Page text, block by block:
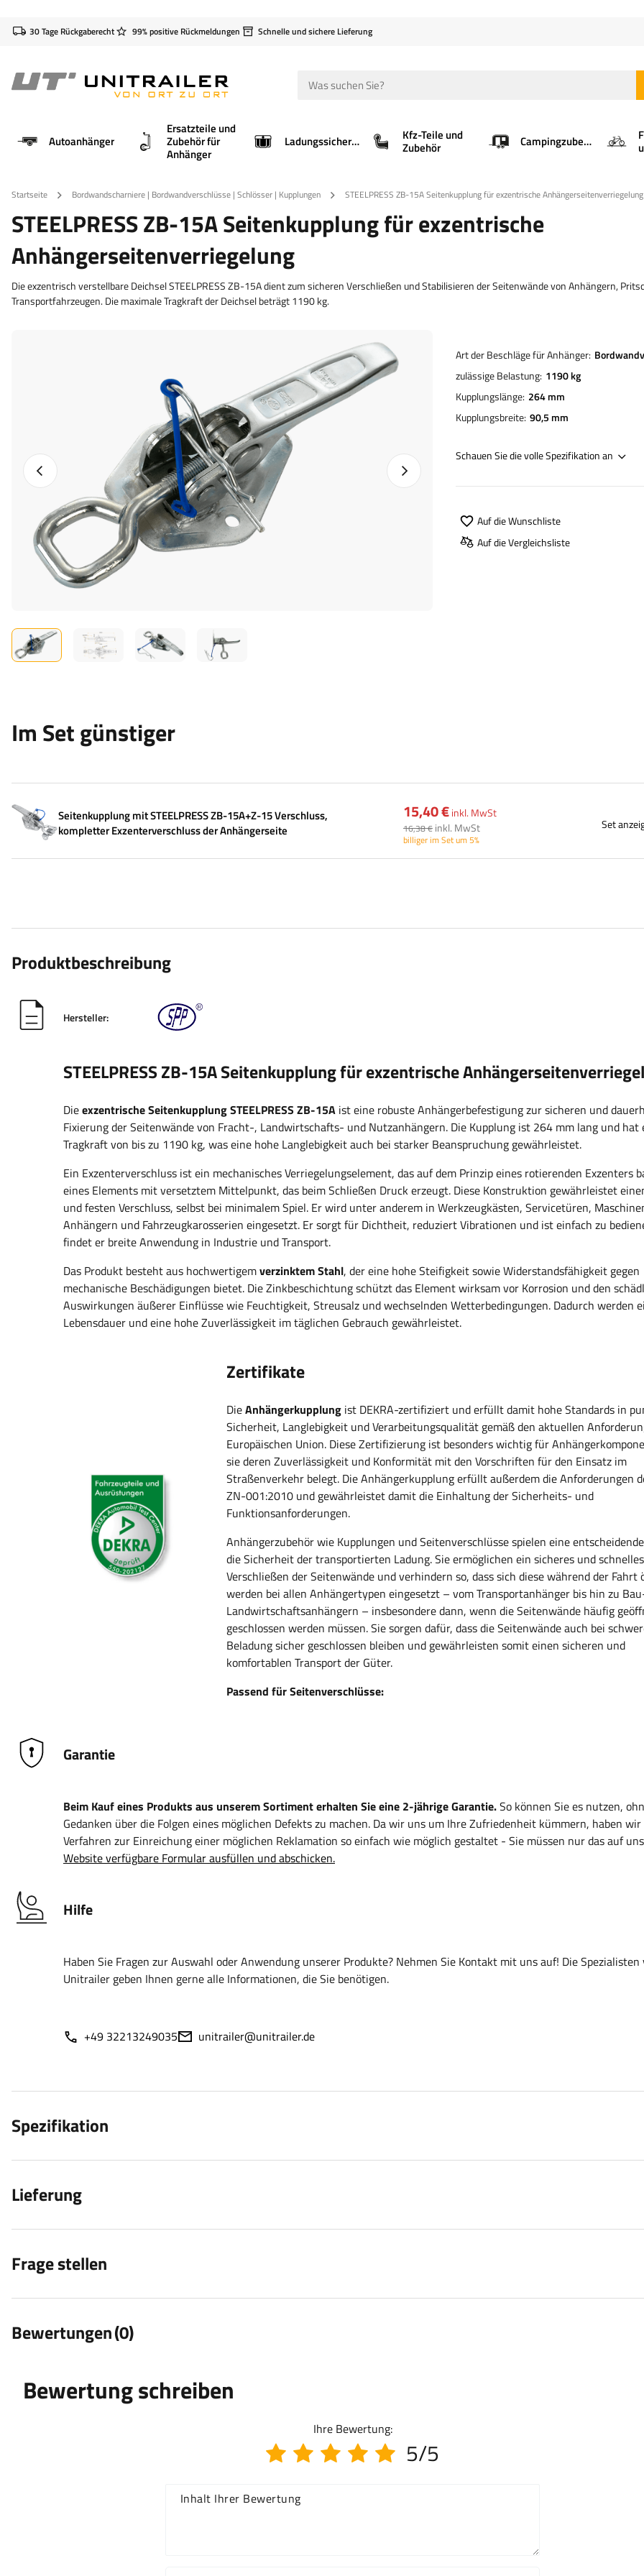
30 Tage Rückgaberecht 99% positive Rückmeldungen Schnelle und sichere Lieferung
Autoanhänger
Ersatzteile und
Zubehör für
Anhänger
Ladungssicherung Kfz-Teile und
Zubehör Campingzubehör
Startseite Bordwandscharniere | Bordwandverschlüsse | Schlösser | Kupplungen STEELPRESS ZB-15A Seitenkupplung für exzentrische Anhängerseitenverriegelung
STEELPRESS ZB-15A Seitenkupplung für exzentrische
Anhängerseitenverriegelung
Die exzentrisch verstellbare Deichsel STEELPRESS ZB-15A dient zum sicheren Verschließen und Stabilisieren der Seitenwände von Anhängern,
Transportfahrzeugen. Die maximale Tragkraft der Deichsel beträgt 1190 kg.
Vorheriges Foto Nächstes Foto
Art der Beschläge für Anhänger
zulässige Belastung 1190 kg
Kupplungslänge 264 mm
Kupplungsbreite 90,5 mm
Schauen Sie die volle Spezifikation an
Auf die Wunschliste
Auf die Vergleichsliste
Im Set günstiger
Seitenkupplung mit STEELPRESS ZB-15A+Z-15 Verschluss,
kompletter Exzenterverschluss der Anhängerseite
15,40 €inkl. MwSt
16,38 € inkl. MwSt
billiger im Set um 5%
Set
Produktbeschreibung
Hersteller:
STEELPRESS ZB-15A Seitenkupplung für exzentrische
Dieexzentrische Seitenkupplung STEELPRESS ZB-15A ist eine robuste Anhängerbefestigung zur sicheren und
Fixierung der Seitenwände von Fracht-, Landwirtschafts- und Nutzanhängern. Die Kupplung ist 264 mm lang und hat
Tragkraft von bis zu 1190 kg, was eine hohe Langlebigkeit auch bei starker Beanspruchung gewährleistet.
Ein Exzenterverschluss ist ein mechanisches Verriegelungselement, das auf dem Prinzip eines rotierenden Exzenters
eines Elements mit versetztem Mittelpunkt, das beim Schließen Druck erzeugt. Diese Konstruktion gewährleistet
und festen Verschluss, selbst bei minimalem Spiel. Er wird unter anderem in Werkzeugkästen, Servicetüren,
Anhängern und Fahrzeugkarosserien eingesetzt. Er sorgt für Dichtheit, reduziert Vibrationen und ist einfach zu
findet er breite Anwendung in Industrie und Transport.
Das Produkt besteht aus hochwertigemverzinktem Stahl, der eine hohe Steifigkeit sowie Widerstandsfähigkeit gegen
mechanische Beschädigungen bietet. Die Zinkbeschichtung schützt das Element wirksam vor Korrosion und den
Auswirkungen äußerer Einflüsse wie Feuchtigkeit, Streusalz und wechselnden Wetterbedingungen. Dadurch werden
Lebensdauer und eine hohe Zuverlässigkeit im täglichen Gebrauch gewährleistet.
Zertifikate
DieAnhängerkupplung ist DEKRA-zertifiziert und erfüllt damit hohe Standards in
Sicherheit, Langlebigkeit und Verarbeitungsqualität gemäß den aktuellen
Europäischen Union. Diese Zertifizierung ist besonders wichtig für
sie deren Zuverlässigkeit und Konformität mit den Vorschriften für den Einsatz im
Straßenverkehr belegt. Die Anhängerkupplung erfüllt außerdem die Anforderungen
ZN-001:2010 und gewährleistet damit die Einhaltung der Sicherheits- und
Funktionsanforderungen.
Anhängerzubehör wie Kupplungen und Seitenverschlüsse spielen eine
die Sicherheit der transportierten Ladung. Sie ermöglichen ein sicheres und schnelles
Verschließen der Seitenwände und verhindern so, dass sich diese während der Fahrt
werden bei allen Anhängertypen eingesetzt – vom Transportanhänger bis hin zu
Landwirtschaftsanhängern – insbesondere dann, wenn die Seitenwände häufig
geschlossen werden müssen. Sie sorgen dafür, dass die Seitenwände auch bei
Beladung sicher geschlossen bleiben und gewährleisten somit einen sicheren und
komfortablen Transport der Güter.
Passend für Seitenverschlüsse:
Garantie
Beim Kauf eines Produkts aus unserem Sortiment erhalten Sie eine 2-jährige Garantie.So können Sie es nutzen,
Gedanken über die Folgen eines möglichen Defekts zu machen. Da wir uns um Ihre Zufriedenheit kümmern, haben wir
Verfahren zur Einreichung einer möglichen Reklamation so einfach wie möglich gestaltet - Sie müssen nur das auf
Website verfügbare Formular ausfüllen und abschicken.
Hilfe
Haben Sie Fragen zur Auswahl oder Anwendung unserer Produkte? Nehmen Sie Kontakt mit uns auf! Die Spezialisten
Unitrailer geben Ihnen gerne alle Informationen, die Sie benötigen.
+49 32213249035 unitrailer@unitrailer.de
Spezifikation
Lieferung
Frage stellen
Bewertungen(0)
Bewertung schreiben
Ihre Bewertung:
5/5
Inhalt Ihrer Bewertung